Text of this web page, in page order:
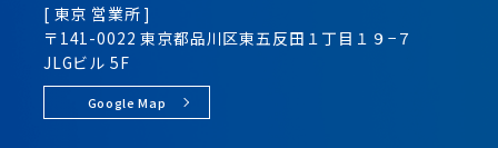
[ 東京 営業所 ]
〒141-0022 東京都品川区東五反田１丁目１９−７
JLGビル 5F
Google Map